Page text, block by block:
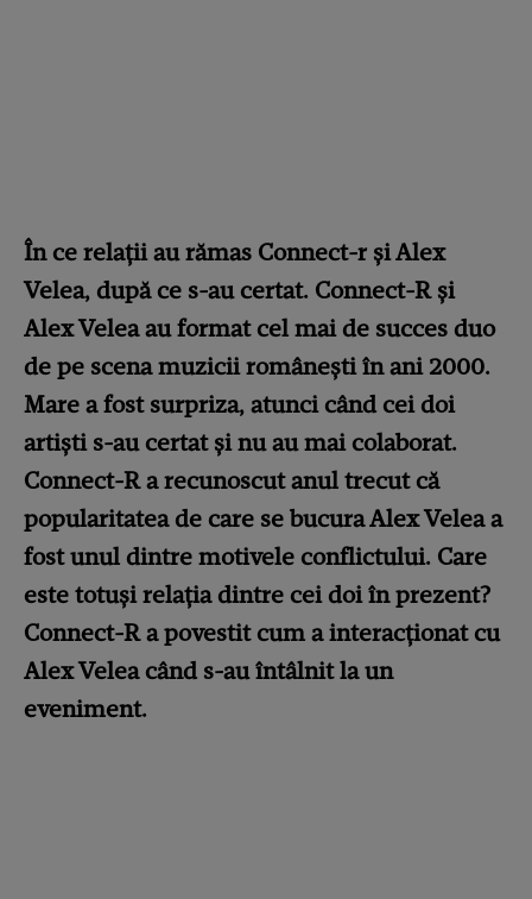
În ce relații au rămas Connect-r și Alex
Velea, după ce s-au certat. Connect-R și
Alex Velea au format cel mai de succes duo
de pe scena muzicii românești în ani 2000.
Mare a fost surpriza, atunci când cei doi
artiști s-au certat și nu au mai colaborat.
Connect-R a recunoscut anul trecut că
popularitatea de care se bucura Alex Velea a
fost unul dintre motivele conflictului. Care
este totuși relația dintre cei doi în prezent?
Connect-R a povestit cum a interacționat cu
Alex Velea când s-au întâlnit la un
eveniment.